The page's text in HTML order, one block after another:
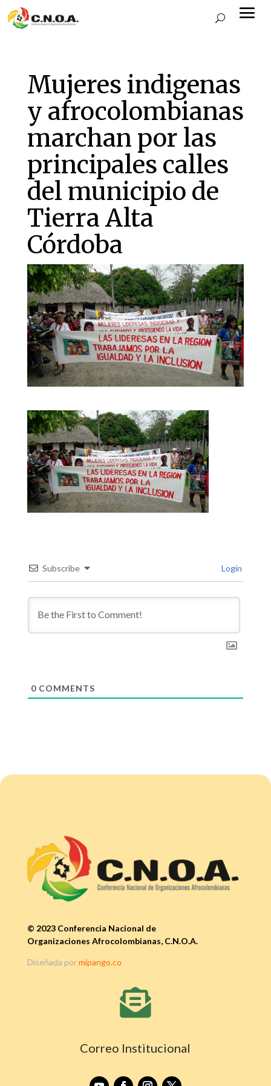
Mujeres indigenas
y afrocolombianas
marchan por las
principales calles
del municipio de
Tierra Alta
Córdoba
Subscribe Login
0COMMENTS
© 2023 Conferencia Nacional de
Organizaciones Afrocolombianas, C.N.O.A.
Diseñada pormipango.co

Correo Institucional